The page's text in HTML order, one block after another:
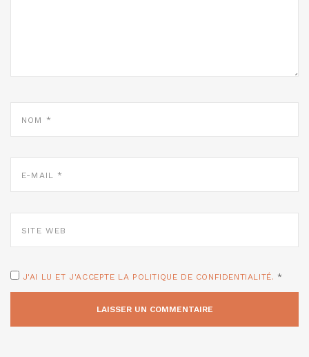
MAIL
WEB
J'AI LU ET J'ACCEPTE LA POLITIQUE DE CONFIDENTIALITÉ. *